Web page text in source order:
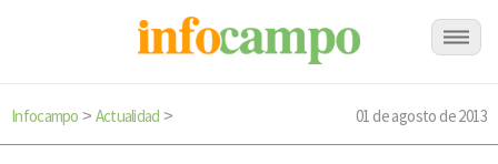
Infocampo > Actualidad > 01 de agosto de 2013